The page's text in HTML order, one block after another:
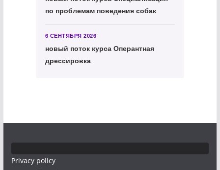
по проблемам поведения собак
6 СЕНТЯБРЯ 2026
новый поток курса Оперантная
дрессировка
Privacy policy